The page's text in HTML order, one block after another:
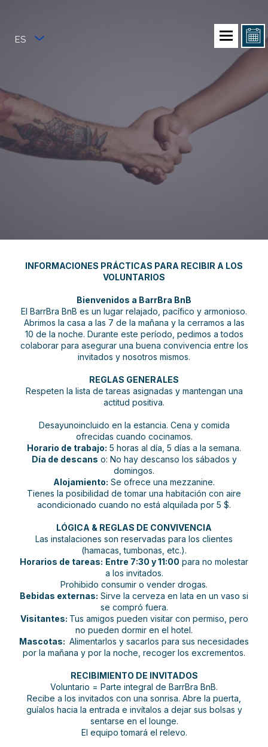
ES
INFORMACIONES PRÁCTICAS PARA RECIBIR A LOS
VOLUNTARIOS
Bienvenidos a BarrBra BnB
El BarrBra BnB es un lugar relajado, pacífico y armonioso.
Abrimos la casa a las 7 de la mañana y la cerramos a las
10 de la noche. Durante este período, pedimos a todos
colaborar para asegurar una buena convivencia entre los
invitados y nosotros mismos.
REGLAS GENERALES
Respeten la lista de tareas asignadas y mantengan una
actitud positiva.
Desayunoincluido en la estancia. Cena y comida
ofrecidas cuando cocinamos.
Horario de trabajo: 5 horas al día, 5 días a la semana.
Día de descans o: No hay descanso los sábados y
domingos.
Alojamiento: Se ofrece una mezzanine.
Tienes la posibilidad de tomar una habitación con aire
acondicionado cuando no está alquilada por 5 $.
LÓGICA & REGLAS DE CONVIVENCIA
Las instalaciones son reservadas para los clientes
(hamacas, tumbonas, etc.).
Horarios de tareas: Entre 7:30 y 11:00 para no molestar
a los invitados.
Prohibido consumir o vender drogas.
Bebidas externas: Sirve la cerveza en lata en un vaso si
se compró fuera.
Visitantes: Tus amigos pueden visitar con permiso, pero
no pueden dormir en el hotel.
Mascotas: Alimentarlos y sacarlos para sus necesidades
por la mañana y por la noche, recoger los excrementos.
RECIBIMIENTO DE INVITADOS
Voluntario = Parte integral de BarrBra BnB.
Recibe a los invitados con una sonrisa. Abre la puerta,
guíalos hacia la entrada e invítalos a dejar sus bolsas y
sentarse en el lounge.
El equipo tomará el relevo.